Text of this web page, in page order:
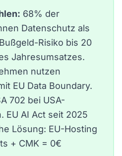
68% der
Datenschutz als
Risiko bis 20
Jahresumsatzes.
nutzen
EU Data Boundary.
702 bei USA-
EU AI Act seit 2025
Lösung: EU-Hosting
+ CMK = 0€